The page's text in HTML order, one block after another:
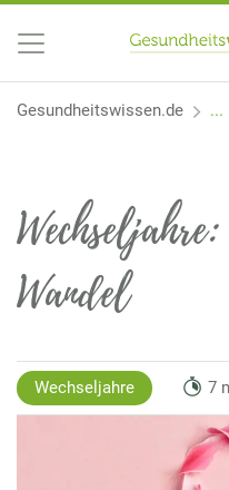
Gesundheitswissen.de
Wandel
Wechseljahre 7